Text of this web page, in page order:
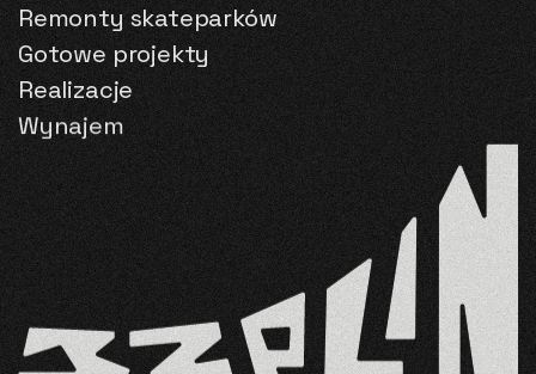
Remonty skateparków
Gotowe projekty
Realizacje
Wynajem